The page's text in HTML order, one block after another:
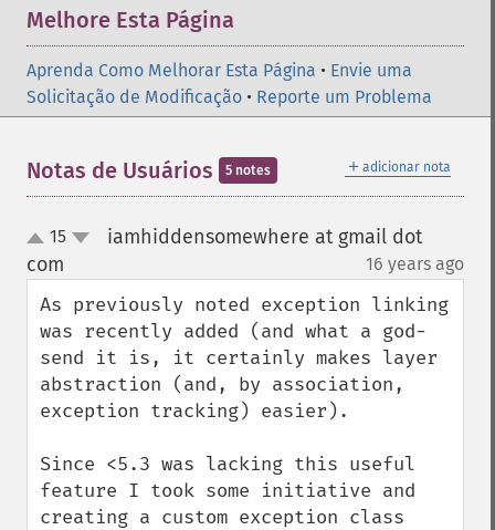
Melhore Esta Página
Aprenda Como Melhorar Esta Página • Envie uma
Solicitação de Modificação • Reporte um Problema
＋ adicionar nota
Notas de Usuários 5 notes
up15
iamhiddensomewhere at gmail dot
com
16 years ago
As previously noted exception linking
was recently added (and what a god-
send it is, it certainly makes layer
abstraction (and, by association,
exception tracking) easier).
Since <5.3 was lacking this useful
feature I took some initiative and
creating a custom exception class